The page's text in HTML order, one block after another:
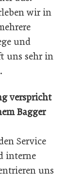
wir in
und
uns sehr in
verspricht
Bagger
Service
interne
uns